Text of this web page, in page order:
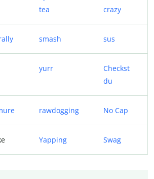
tea
crazy
smash sus
yurr
Checkst
du
rawdogging No Cap
Yapping Swag